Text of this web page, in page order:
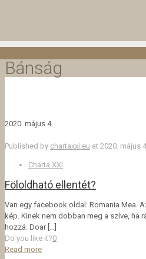
Bánság
2020. május 4.
Published by chartaxxi.eu at 2020. május
Charta XXI
Föloldható ellentét?
Van egy facebook oldal: Romania Mea.
kép. Kinek nem dobban meg a szíve, ha
hozzá: Doar[…]
Do you like it?0
Read more